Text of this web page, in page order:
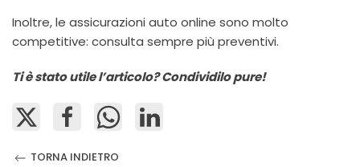
Inoltre, le assicurazioni auto online sono molto
competitive: consulta sempre più preventivi.
Ti è stato utile l’articolo? Condividilo pure!
TORNA INDIETRO